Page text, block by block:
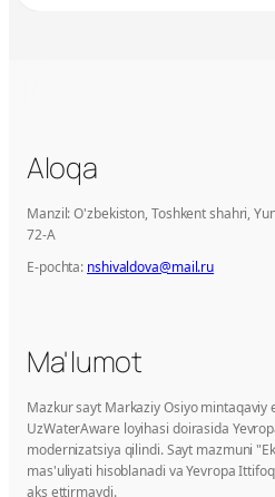
Aloqa
Manzil: O'zbekiston, Toshkent shahri,
72-A
E-pochta: nshivaldova@mail.ru
Ma'lumot
Mazkur sayt Markaziy Osiyo mintaqaviy
UzWaterAware loyihasi doirasida
modernizatsiya qilindi. Sayt mazmuni
mas'uliyati hisoblanadi va Yevropa
aks ettirmaydi.